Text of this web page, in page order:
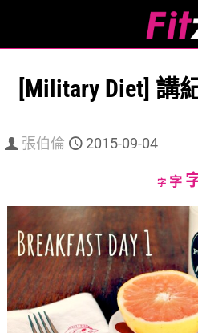
[Military Diet] 講
張伯倫 2015-09-04
字 字